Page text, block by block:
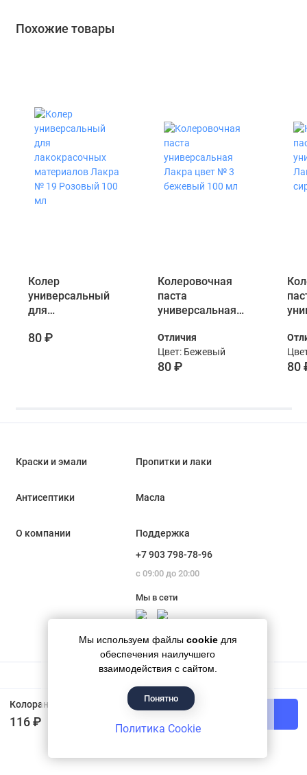
Колорант Универсальный Profilux Proficolor 09 розовый 100 мл
116 ₽
В корзину
Похожие товары
Колер
универсальный
для
материалов Лакра
80 ₽
Колеровочная
паста
универсальная
бежевый 100 мл
Отличия
Цвет: Бежевый
80 ₽ 80
Мы используем файлы cookie для
обеспечения наилучшего
взаимодействия с сайтом.
Понятно
Политика Cookie
Краски и эмали Пропитки и лаки
Антисептики Масла
О компании
Поддержка
+7 903 798-78-96
с 09:00 до 20:00
Мы в сети
Гипермаркет красок «Банапал», 2018 - 2026